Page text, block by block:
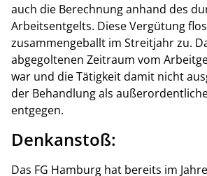
auch die Berechnung anhand des
Arbeitsentgelts. Diese Vergütung
zusammengeballt im Streitjahr zu.
abgegoltenen Zeitraum vom
war und die Tätigkeit damit nicht
der Behandlung als
entgegen.
Denkanstoß:
Das FG Hamburg hat bereits im